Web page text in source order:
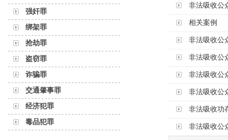
强奸罪
绑架罪
抢劫罪
盗窃罪
诈骗罪
交通肇事罪
经济犯罪
毒品犯罪
非法吸收公
相关案例
非法吸收公
非法吸收公
非法吸收公
非法吸收公
非法吸收功
非法吸收公